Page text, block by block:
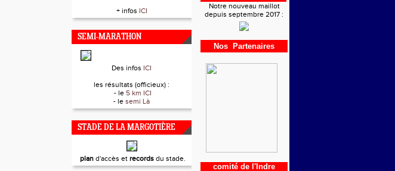
+ infos ICI
SEMI-MARATHON
Des infos ICI
les résultats (officieux) :
- le 5 km ICI
- le semi Là
STADE DE LA MARGOTIÈRE
pland'accès et recordsdu stade.
Notre nouveau maillot
depuis septembre 2017 :
Nos Partenaires
comité de l'Indre